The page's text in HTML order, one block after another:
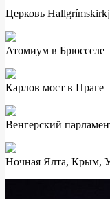
Церковь
Атомиум в Брюсселе
Карлов мост в Праге
Венгерский
Ночная Ялта, Крым,